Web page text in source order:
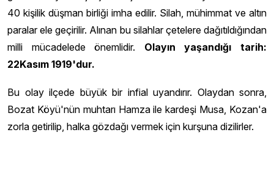
40 kişilik düşman birliği imha edilir. Silah, mühimmat ve altın
paralar ele geçirilir. Alınan bu silahlar çetelere dağıtıldığından
milli mücadelede önemlidir. Olayın yaşandığı tarih:
22Kasım 1919'dur.
Bu olay ilçede büyük bir infial uyandırır. Olaydan sonra,
Bozat Köyü'nün muhtarı Hamza ile kardeşi Musa, Kozan'a
zorla getirilip, halka gözdağı vermek için kurşuna dizilirler.